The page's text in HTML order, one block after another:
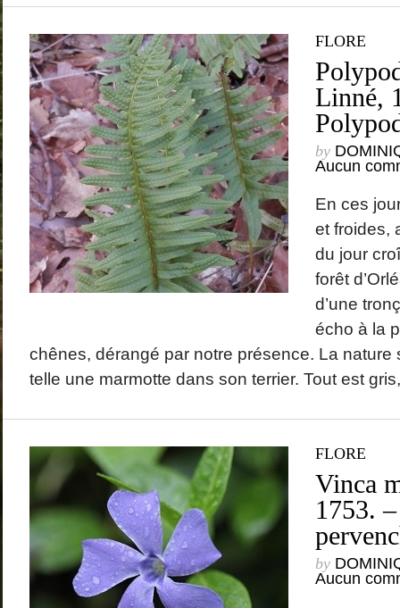
FLORE
Linné,
by
Aucun
En ces
et froides,
du jour
forêt
d’une
écho à la
chênes, dérangé par notre présence. La nature
telle une marmotte dans son terrier. Tout est
FLORE
Vinca
1753.
by
Aucun